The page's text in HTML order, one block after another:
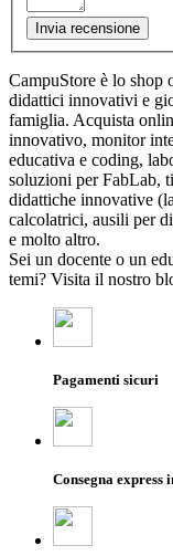
Invia recensione
CampuStore è lo shop
didattici innovativi e
famiglia. Acquista
innovativo, monitor
educativa e coding,
soluzioni per FabLab,
didattiche innovative
calcolatrici, ausili per
e molto altro.
Sei un docente o un
temi? Visita il nostro
Pagamenti sicuri
Consegna express